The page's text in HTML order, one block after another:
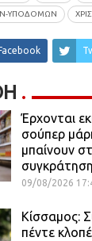
ΥΠΟΔΟΜΩΝ
Facebook
Έρχονται
σούπερ
μπαίνουν
09/08/2026
Κίσσαμος:
πέντε